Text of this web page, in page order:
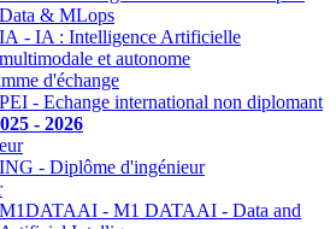
Data & MLops
IA - IA : Intelligence Artificielle
multimodale et autonome
d'échange
PEI - Echange international non diplomant
- 2026
ING - Diplôme d'ingénieur
M1DATAAI - M1 DATAAI - Data and